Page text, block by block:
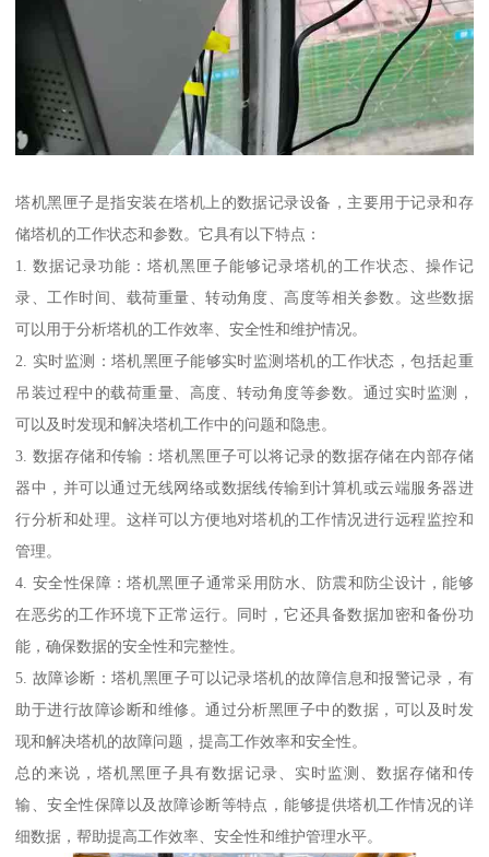
塔机黑匣子是指安装在塔机上的数据记录设备，主要用于记录和存
储塔机的工作状态和参数。它具有以下特点：
1. 数据记录功能：塔机黑匣子能够记录塔机的工作状态、操作记
录、工作时间、载荷重量、转动角度、高度等相关参数。这些数据
可以用于分析塔机的工作效率、安全性和维护情况。
2. 实时监测：塔机黑匣子能够实时监测塔机的工作状态，包括起重
吊装过程中的载荷重量、高度、转动角度等参数。通过实时监测，
可以及时发现和解决塔机工作中的问题和隐患。
3. 数据存储和传输：塔机黑匣子可以将记录的数据存储在内部存储
器中，并可以通过无线网络或数据线传输到计算机或云端服务器进
行分析和处理。这样可以方便地对塔机的工作情况进行远程监控和
管理。
4. 安全性保障：塔机黑匣子通常采用防水、防震和防尘设计，能够
在恶劣的工作环境下正常运行。同时，它还具备数据加密和备份功
能，确保数据的安全性和完整性。
5. 故障诊断：塔机黑匣子可以记录塔机的故障信息和报警记录，有
助于进行故障诊断和维修。通过分析黑匣子中的数据，可以及时发
现和解决塔机的故障问题，提高工作效率和安全性。
总的来说，塔机黑匣子具有数据记录、实时监测、数据存储和传
输、安全性保障以及故障诊断等特点，能够提供塔机工作情况的详
细数据，帮助提高工作效率、安全性和维护管理水平。